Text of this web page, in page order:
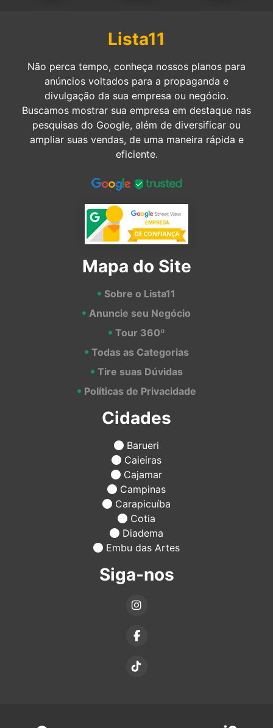
Lista11
Não perca tempo, conheça nossos planos para
anúncios voltados para a propaganda e
divulgação da sua empresa ou negócio.
Buscamos mostrar sua empresa em destaque nas
pesquisas do Google, além de diversificar ou
ampliar suas vendas, de uma maneira rápida e
eficiente.
Mapa do Site
Sobre o Lista11
Anuncie seu Negócio
Tour 360º
Todas as Categorias
Tire suas Dúvidas
Políticas de Privacidade
Cidades
Barueri
Caieiras
Cajamar
Campinas
Carapicuíba
Cotia
Diadema
Embu das Artes
Siga-nos